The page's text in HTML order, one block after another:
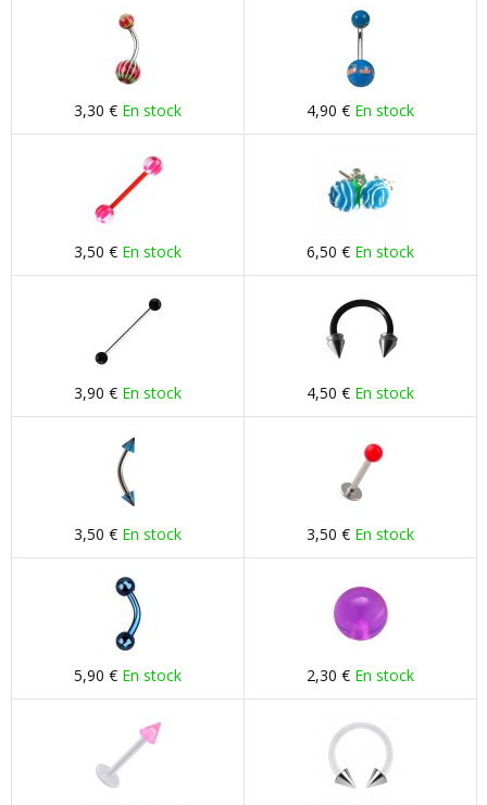
3,30 € En stock 4,90 € En stock
3,50 € En stock 6,50 € En stock
3,90 € En stock 4,50 € En stock
3,50 € En stock 3,50 € En stock
5,90 € En stock 2,30 € En stock